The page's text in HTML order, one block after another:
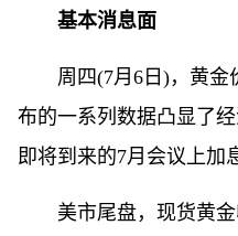
基本消息面
周四(7月6日)，黄
布的一系列数据凸显了
即将到来的7月会议上加
美市尾盘，现货黄